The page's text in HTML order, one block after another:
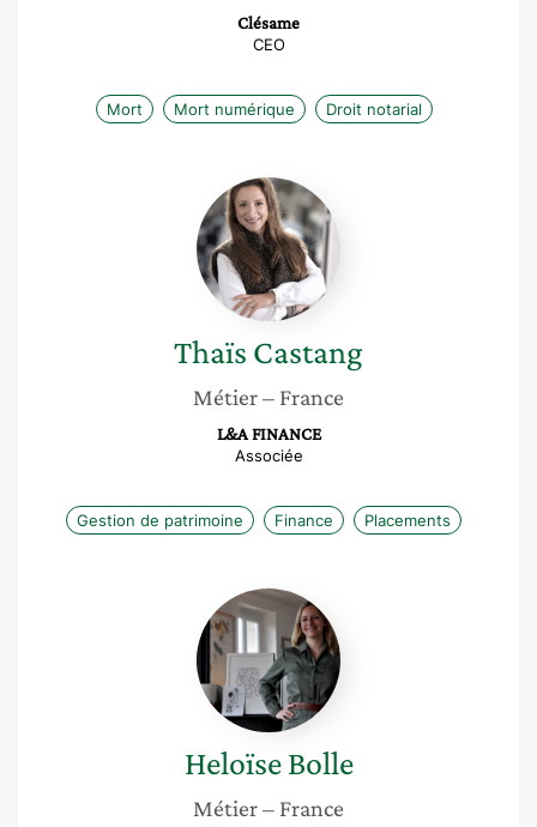
Clésame
CEO
Mort Mort numérique Droit notarial
Thaïs
Castang
Thaïs Castang
Métier– France
L&A FINANCE
Associée
Gestion de patrimoine Finance Placements
Heloïse
Bolle
Heloïse Bolle
Métier– France